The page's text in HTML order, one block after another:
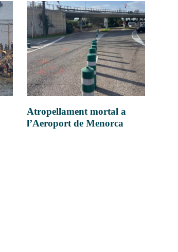
Atropellament mortal a
l’Aeroport de Menorca